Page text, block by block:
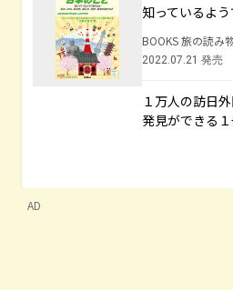
知っているよ
BOOKS 旅の読み
2022.07.21 発売
１万人の訪日
発見ができる１
AD